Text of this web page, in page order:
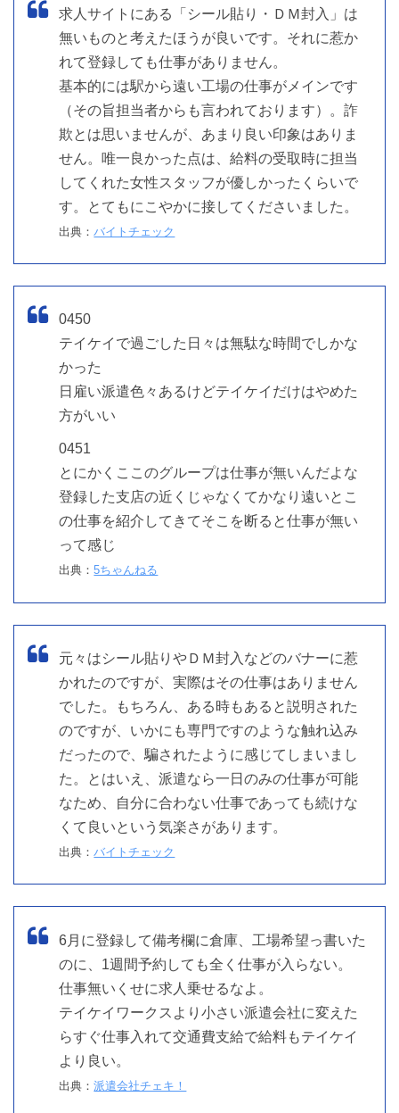
求人サイトにある「シール貼り・ＤＭ封入」は
無いものと考えたほうが良いです。それに惹か
れて登録しても仕事がありません。
基本的には駅から遠い工場の仕事がメインです
（その旨担当者からも言われております）。詐
欺とは思いませんが、あまり良い印象はありま
せん。唯一良かった点は、給料の受取時に担当
してくれた女性スタッフが優しかったくらいで
す。とてもにこやかに接してくださいました。
出典：バイトチェック
0450
テイケイで過ごした日々は無駄な時間でしかな
かった
日雇い派遣色々あるけどテイケイだけはやめた
方がいい
0451
とにかくここのグループは仕事が無いんだよな
登録した支店の近くじゃなくてかなり遠いとこ
の仕事を紹介してきてそこを断ると仕事が無い
って感じ
出典：5ちゃんねる
元々はシール貼りやＤＭ封入などのバナーに惹
かれたのですが、実際はその仕事はありません
でした。もちろん、ある時もあると説明された
のですが、いかにも専門ですのような触れ込み
だったので、騙されたように感じてしまいまし
た。とはいえ、派遣なら一日のみの仕事が可能
なため、自分に合わない仕事であっても続けな
くて良いという気楽さがあります。
出典：バイトチェック
6月に登録して備考欄に倉庫、工場希望っ書いた
のに、1週間予約しても全く仕事が入らない。
仕事無いくせに求人乗せるなよ。
テイケイワークスより小さい派遣会社に変えた
らすぐ仕事入れて交通費支給で給料もテイケイ
より良い。
出典：派遣会社チェキ！